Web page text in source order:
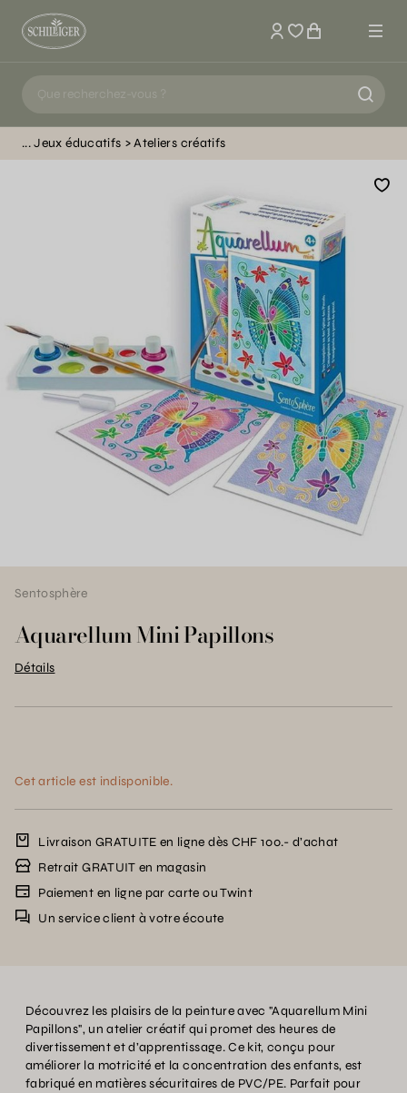
Mon compte
Jeux éducatifs Ateliers créatifs
Sentosphère
Aquarellum Mini Papillons
Détails
Cet article est indisponible.
Livraison GRATUITE en ligne dès CHF 100.- d’achat
Retrait GRATUIT en magasin
Paiement en ligne par carte ou Twint
Un service client à votre écoute
Découvrez les plaisirs de la peinture avec "Aquarellum Mini
Papillons", un atelier créatif qui promet des heures de
divertissement et d’apprentissage. Ce kit, conçu pour
améliorer la motricité et la concentration des enfants, est
fabriqué en matières sécuritaires de PVC/PE. Parfait pour